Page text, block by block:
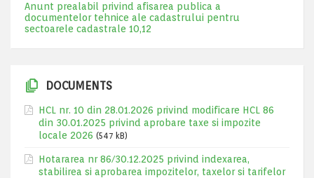
Anunt prealabil privind afisarea publica a
documentelor tehnice ale cadastrului pentru
sectoarele cadastrale 10,12
DOCUMENTS
HCL nr. 10 din 28.01.2026 privind modificare HCL 86
din 30.01.2025 privind aprobare taxe si impozite
locale 2026 (547 kB)
Hotararea nr 86/30.12.2025 privind indexarea,
stabilirea si aprobarea impozitelor, taxelor si tarifelor